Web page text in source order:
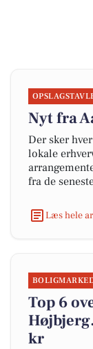
Nyt fra
Der sker
lokale
fra de
Læs hele
Top 6
kr